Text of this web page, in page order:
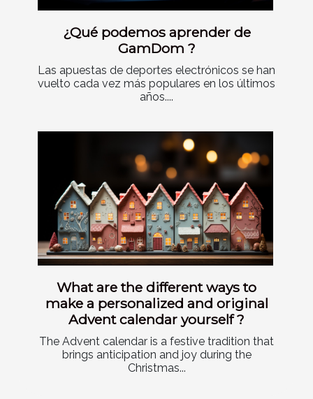
¿Qué podemos aprender de
GamDom ?
Las apuestas de deportes electrónicos se han
vuelto cada vez más populares en los últimos
años....
What are the different ways to
make a personalized and original
Advent calendar yourself ?
The Advent calendar is a festive tradition that
brings anticipation and joy during the
Christmas...